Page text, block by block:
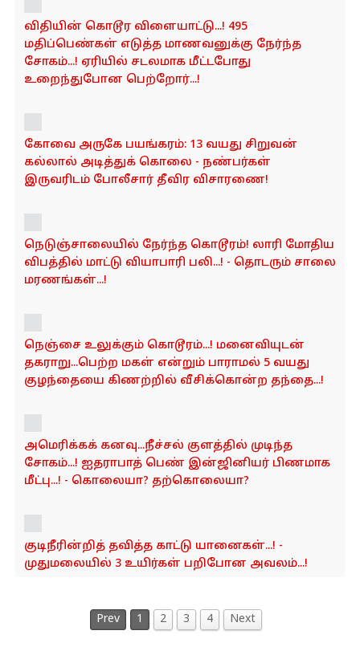
விதியின் கொடூர விளையாட்டு...! 495
மதிப்பெண்கள் எடுத்த மாணவனுக்கு நேர்ந்த
சோகம்...! ஏரியில் சடலமாக மீட்டபோது
உறைந்துபோன பெற்றோர்...!
கோவை அருகே பயங்கரம்: 13 வயது சிறுவன்
கல்லால் அடித்துக் கொலை - நண்பர்கள்
இருவரிடம் போலீசார் தீவிர விசாரணை!
நெடுஞ்சாலையில் நேர்ந்த கொடூரம்! லாரி மோதிய
விபத்தில் மாட்டு வியாபாரி பலி...! - தொடரும் சாலை
மரணங்கள்...!
நெஞ்சை உலுக்கும் கொடூரம்...! மனைவியுடன்
தகராறு...பெற்ற மகள் என்றும் பாராமல் 5 வயது
குழந்தையை கிணற்றில் வீசிக்கொன்ற தந்தை...!
அமெரிக்கக் கனவு...நீச்சல் குளத்தில் முடிந்த
சோகம்...! ஐதராபாத் பெண் இன்ஜினியர் பிணமாக
மீட்பு...! - கொலையா? தற்கொலையா?
குடிநீரின்றித் தவித்த காட்டு யானைகள்...! -
முதுமலையில் 3 உயிர்கள் பறிபோன அவலம்...!
Prev 1 2 3 4 Next